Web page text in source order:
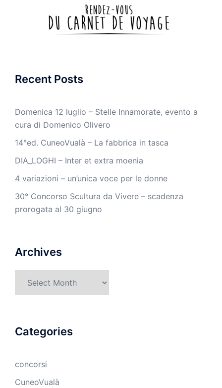
Recent Posts
Domenica 12 luglio – Stelle Innamorate, evento a
cura di Domenico Olivero
14°ed. CuneoVualà – La fabbrica in tasca
DIA_LOGHI – Inter et extra moenia
4 variazioni – un’unica voce per le donne
30° Concorso Scultura da Vivere – scadenza
prorogata al 30 giugno
Archives
Categories
concorsi
CuneoVualà